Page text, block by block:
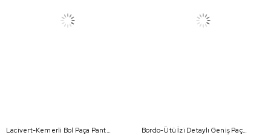
Lacivert-Kemerli Bol Paça Pantolon
Bordo-Ütü İzi Detaylı Geniş Paça Pantolon